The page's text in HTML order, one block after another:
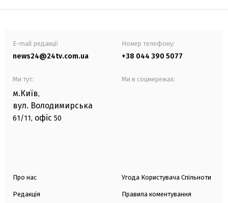
E-mail редакції
news24@24tv.com.ua
Номер телефону:
+38 044 390 5077
Ми тут:
м.Київ,
вул. Володимирська
61/11, офіс 50
Ми в соцмережах:
Про нас
Редакція
Угода Користувача Спільноти
Правила коментування